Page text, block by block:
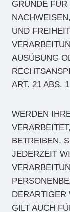
GRÜNDE
UND
AUSÜBUNG
ART. 21 ABS.
WERDEN
BETREIBEN,
JEDERZEIT
DERARTIGER
GILT AUCH